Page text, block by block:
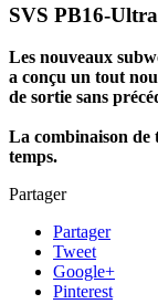
SVS PB16-Ultra
Les nouveaux
a conçu un tout
de sortie sans
La combinaison de
temps.
Partager
Partager
Tweet
Google+
Pinterest